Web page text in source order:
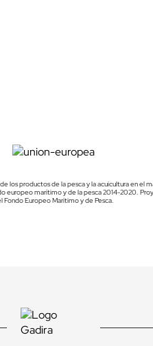
los productos de la pesca y la acuicultura en el
europeo marítimo y de la pesca 2014-2020.
Fondo Europeo Marítimo y de Pesca.